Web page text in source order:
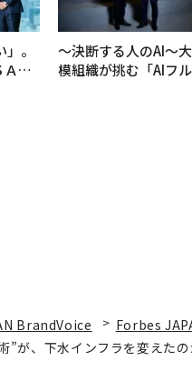
。
と
〜決断する人のAI〜
模組織が挑む「AIフ
BrandVoice
Forbes
”が、下水インフラを変え